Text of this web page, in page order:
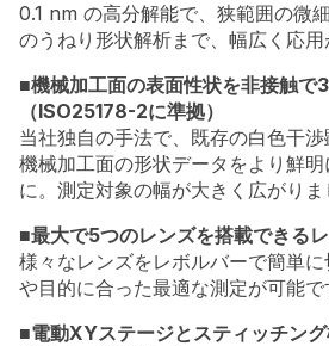
0.1 nm の高分解能で、狭範囲の微
のうねり形状解析まで、幅広く応用
■機械加工面の表面性状を非接触で
（ISO25178-2に準拠）
当社独自の手法で、既存の白色干
機械加工面の形状データをより鮮
に。測定対象の幅が大きく広がりま
■最大で5つのレンズを搭載できる
様々なレンズをレボルバーで簡単
や目的に合った最適な測定が可能で
■電動XYステージとスティッチン